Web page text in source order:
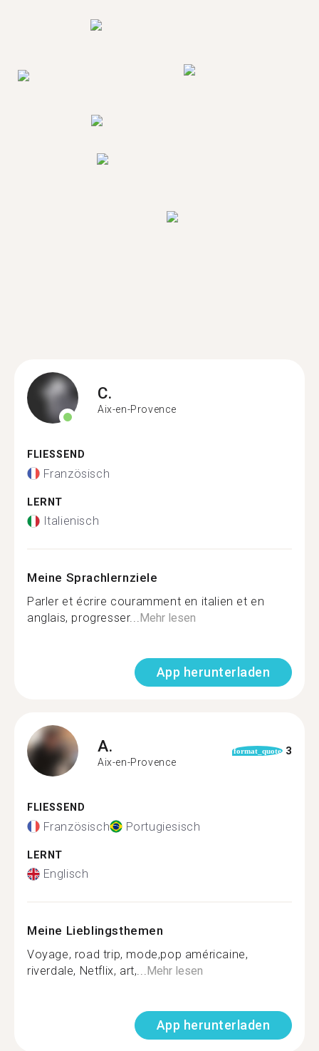
C.
Aix-en-Provence
FLIESSEND
Französisch
LERNT
Italienisch
Meine Sprachlernziele
Parler et écrire couramment en italien et en
anglais, progresser...Mehr lesen
App herunterladen
A.
Aix-en-Provence
format_quote 3
FLIESSEND
Französisch Portugiesisch
LERNT
Englisch
Meine Lieblingsthemen
Voyage, road trip, mode,pop américaine,
riverdale, Netflix, art,...Mehr lesen
App herunterladen